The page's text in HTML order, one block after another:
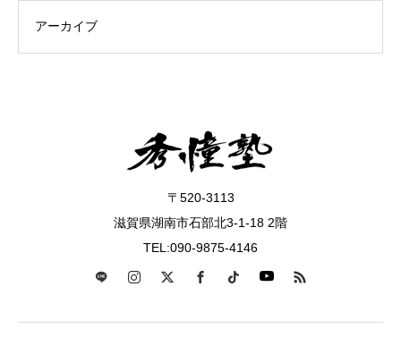
〒520-3113
滋賀県湖南市石部北3-1-18 2階
TEL:090-9875-4146